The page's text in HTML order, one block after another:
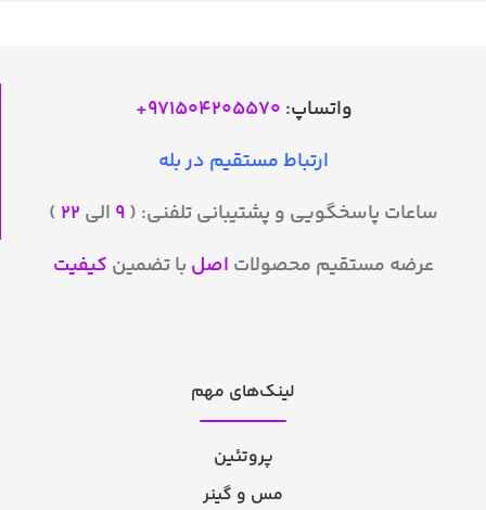
واتساپ: 971504205570
+
ارتباط مستقیم در بله
ساعات پاسخگویی و پشتیبانی تلفنی: ( ۹ الی ۲۲ )
عرضه مستقیم محصولات اصل با تضمین کیفیت
لینک‌های مهم
پروتئین
مس و گینر